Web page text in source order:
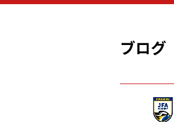
- -
ブログ